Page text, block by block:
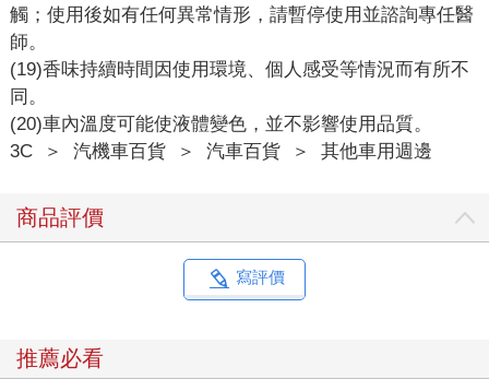
觸；使用後如有任何異常情形，請暫停使用並諮詢專任醫
師。
(19)香味持續時間因使用環境、個人感受等情況而有所不
同。
(20)車內溫度可能使液體變色，並不影響使用品質。
3C
＞ 汽機車百貨 ＞ 汽車百貨 ＞ 其他車用週邊
商品評價
寫評價
推薦必看